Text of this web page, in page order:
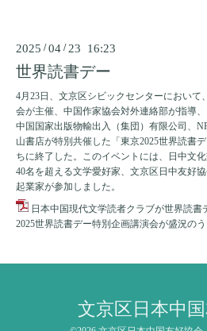
2025 /04 / 23 16:23
世界読書デー
4月23日、文京区シビックセンターにおいて
会が主催、中国作家協会対外連絡部が指導
中国国家出版物輸出入（集団）有限公司、
山書店が特別共催した「東京2025世界読書
ちに終了した。このイベントには、日中文
40名を超える文学愛好家、文京区日中友好
起業家が参加しました。
日本中国現代文学読者クラブが世界読
2025世界読書デー特別企画講演会が盛況の
文京区日本中